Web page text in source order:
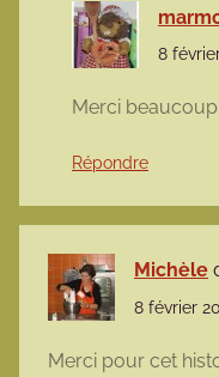
8
Merci
Répondre
Michèle
8 février
Merci pour cet